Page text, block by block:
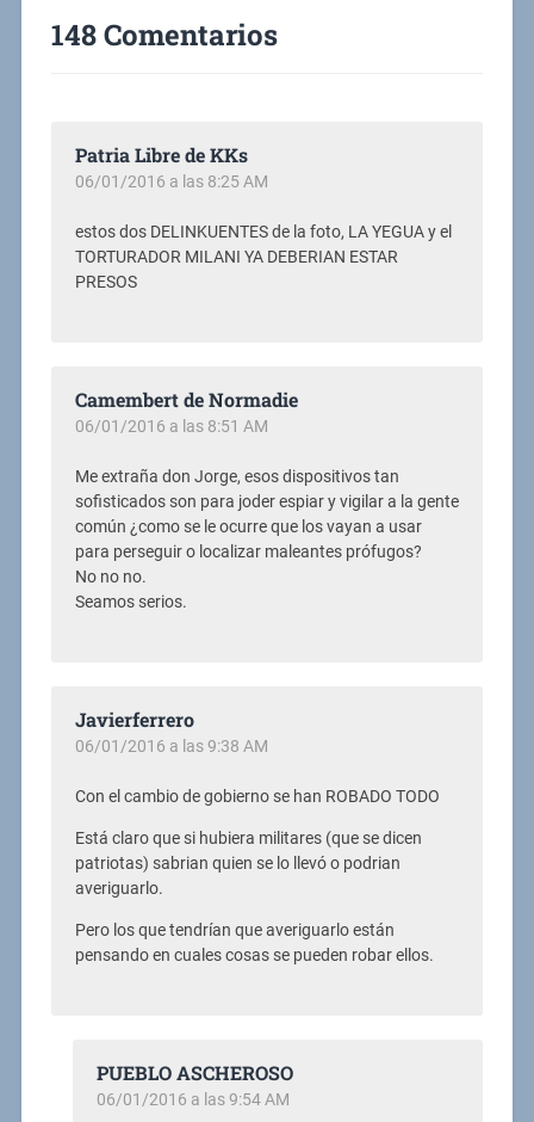
148 Comentarios
Patria Libre de KKs
06/01/2016 a las 8:25 AM
estos dos DELINKUENTES de la foto, LA YEGUA y el
TORTURADOR MILANI YA DEBERIAN ESTAR
PRESOS
Camembert de Normadie
06/01/2016 a las 8:51 AM
Me extraña don Jorge, esos dispositivos tan
sofisticados son para joder espiar y vigilar a la gente
común ¿como se le ocurre que los vayan a usar
para perseguir o localizar maleantes prófugos?
No no no.
Seamos serios.
Javierferrero
06/01/2016 a las 9:38 AM
Con el cambio de gobierno se han ROBADO TODO
Está claro que si hubiera militares (que se dicen
patriotas) sabrian quien se lo llevó o podrian
averiguarlo.
Pero los que tendrían que averiguarlo están
pensando en cuales cosas se pueden robar ellos.
PUEBLO ASCHEROSO
06/01/2016 a las 9:54 AM